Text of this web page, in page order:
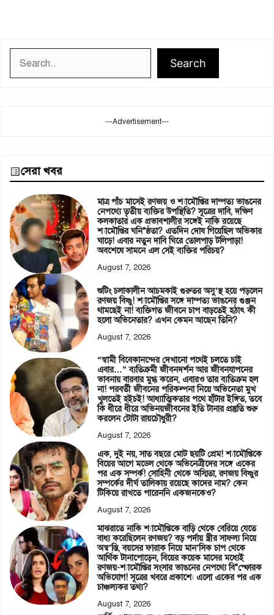
Search
---Advertisement---
সেরা খবর
মাত্র পাঁচ মাসেই রণজয় ও শ্যামৌপ্তির দাম্পত্য ভাঙনের
নেপথ্যে তৃতীয় ব্যক্তির উপস্থিতি? সূত্রের দাবি, দক্ষিণ
কলকাতার এক প্রভাবশালীর সঙ্গেই নাকি রয়েছে
শ্যামৌপ্তির ঘনি*ষ্ঠতা? এতদিন দোষ গিয়েছিল অভিকার
ঘাড়ে! এবার নতুন দাবি ঘিরে তোলপাড় টলিপাড়া!
অবশেষে সামনে এল সেই ব্যক্তির পরিচয়?
August 7, 2026
শুটিং চলাকালীন আচমকাই গুরুতর অসু’স্থ হয়ে পড়লেন
রণজয় বিষ্ণু! শ্যামৌপ্তির সঙ্গে দাম্পত্য ভাঙনের গুঞ্জন
থামছেই না! ব্যক্তিগত জীবনে চাপ বাড়তেই হঠাৎ কী
হলো অভিনেতার? এখন কেমন আছেন তিনি?
August 7, 2026
“স্বামী বিবেকানন্দের দেখানো পথেই চলতে চাই
এবার…” ব্যতিক্রমী জীবনদর্শন আর জীবনযাপনের
ভাবনায় বারবার মুগ্ধ করেন, এবারও তার ব্যতিক্রম হল
না! পরবর্তী জীবনের পরিকল্পনা নিয়ে অভিনেতা মুখ
খুলতেই হইচই! আধ্যাত্মিকতার পথে হাঁটার ইঙ্গিত, তবে
কি ধীরে ধীরে অভিনয়জীবনের ইতি টানার প্রস্তুতি শুরু
করলেন টোটা রায়চৌধুরী?
August 7, 2026
এক, দুই নয়, সাত বছরে মোট ছয়টি প্রেম! শ্যামৌপ্তিকে
বিয়ের আগে মডেল থেকে অভিনেত্রীদের সঙ্গে একের
পর এক সম্পর্ক! সোহিনী থেকে অস্মিতা, রণজয় বিষ্ণুর
সম্পর্কের দীর্ঘ তালিকায় রয়েছে কাদের নাম? কেন
টিকিয়ে রাখতে পারেননি একজনকেও?
August 7, 2026
মাঝরাতে নাকি শ্যামৌপ্তিকে বাড়ি থেকে বেরিয়ে যেতে
বাধ্য করেছিলেন রণজয়? বড় পর্দায় স্ত্রীর সাফল্য নিয়ে
অস্ব’স্তি, বয়সের ফারাক নিয়ে মান’সিক চাপ থেকে
আর্থিক টানাপোড়েন, বিয়ের কয়েক মাসের মধ্যেই
রণজয়-শ্যামৌপ্তির সংসার ভাঙনের নেপথ্যে বি*স্ফোরক
অভিযোগ! সূত্রের খবরে প্রকাশ্যে এলো একের পর এক
চাঞ্চল্যকর তথ্য?
August 7, 2026